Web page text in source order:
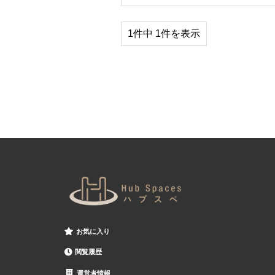
1件中 1件を表示
お気に入り
閲覧履歴
運営者情報